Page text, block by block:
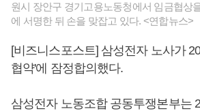
원시 장안구 경기고용노동청에서 임금협상
에 서명한 뒤 손을 맞잡고 있다. <연합뉴스>
[비즈니스포스트] 삼성전자 노사가
협약'에 잠정합의했다.
삼성전자 노동조합 공동투쟁본부는